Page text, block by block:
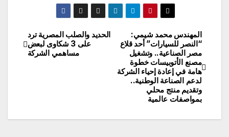
تصفّح
المقالات
الحديد والصلب المصرية ترد
على 3 شكاوى لبعض
مساهمي الشركة
المهندس محمد شيمي:
“النصر للسيارات” أحد قلاع
مصر الصناعية.. وتشغيل
مصنع الأتوبيسات خطوة
هامة في إعادة إحياء الشركة
لدعم الصناعة الوطنية..
وتقديم منتج محلي
بمواصفات عالمية